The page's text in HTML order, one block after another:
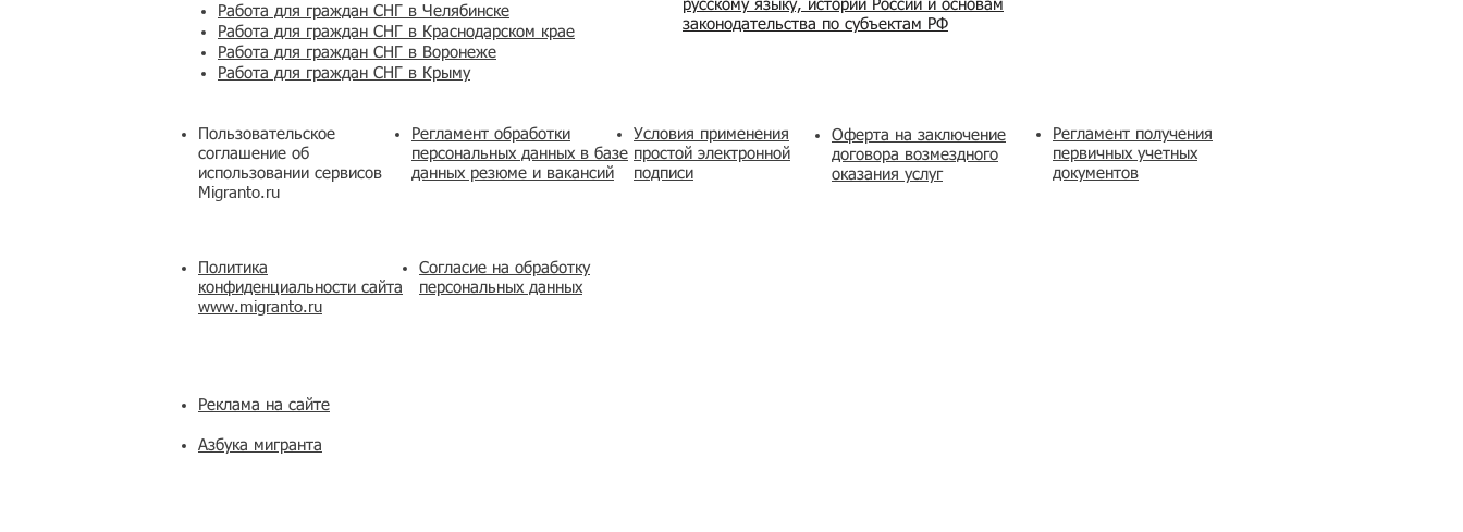
Работа для граждан СНГ в Челябинске
Работа для граждан СНГ в Краснодарском крае
Работа для граждан СНГ в Воронеже
Работа для граждан СНГ в Крыму
Пользовательское
соглашение об
использовании сервисов
Migranto.ru
Регламент обработки
персональных данных в базе
данных резюме и вакансий
Политика
конфиденциальности сайта
www.migranto.ru
Согласие на обработку
персональных данных
Реклама на сайте
Азбука мигранта
русскому языку, истории России и основам
законодательства по субъектам РФ
Условия применения
простой электронной
подписи
​Оферта на заключение
договора возмездного
оказания услуг
Регламент получения
первичных учетных
документов